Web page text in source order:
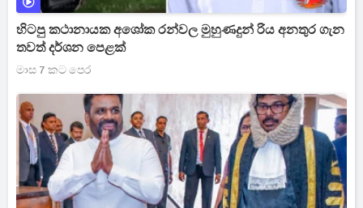
හිටපු කථානායක අශෝක රන්වල මුහුණදුන් රිය අනතුර ගැන
තවත් දර්ශන පෙළක්
මාස 7 කට පෙර